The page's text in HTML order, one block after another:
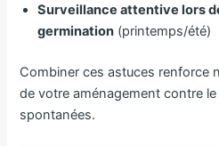
Surveillance attentive lors
germination (printemps/été)
Combiner ces astuces renforce
de votre aménagement contre
spontanées.